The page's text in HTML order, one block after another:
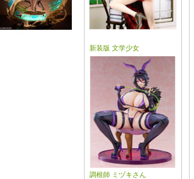
新装版 文学少女
調根師 ミヅキさん